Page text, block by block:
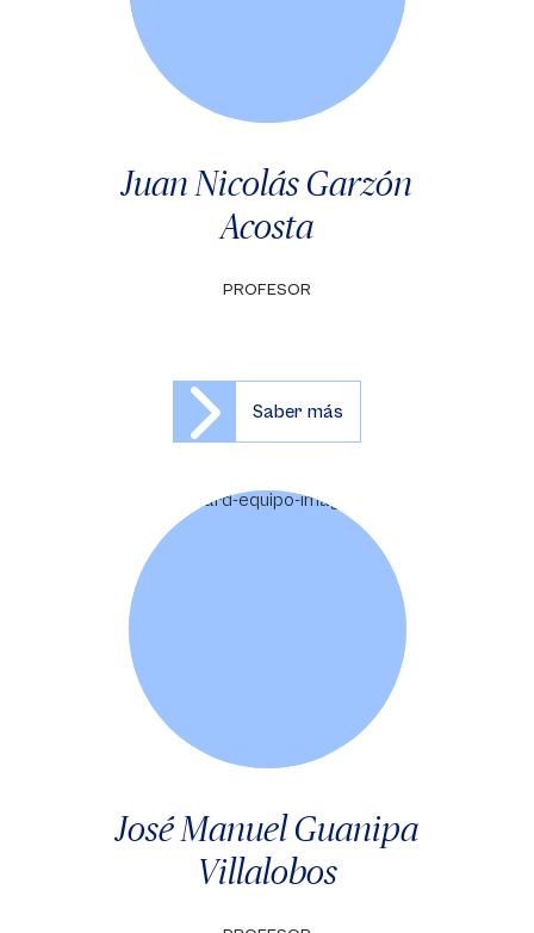
Juan Nicolás Garzón
Acosta
PROFESOR
Saber más
José Manuel Guanipa
Villalobos